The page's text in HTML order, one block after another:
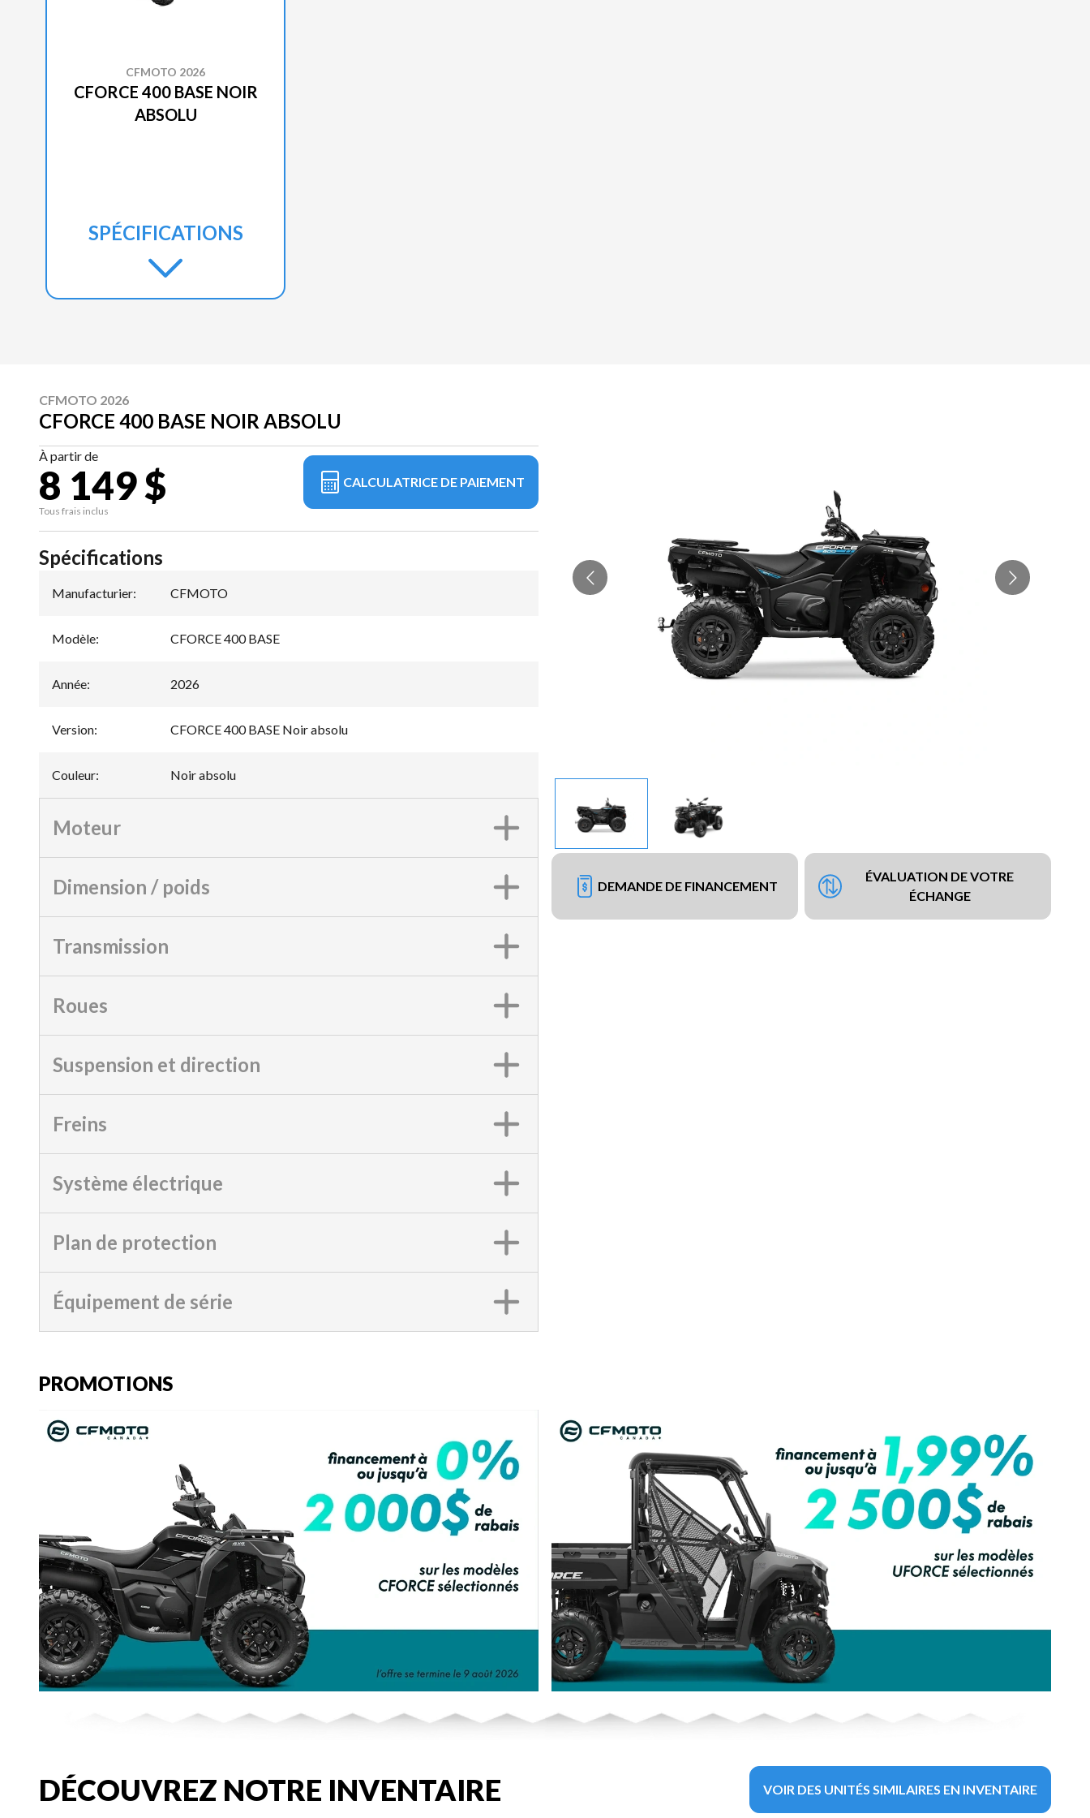
CFMOTO 2026
CFORCE 400 BASE NOIR
ABSOLU
SPÉCIFICATIONS
CFMOTO 2026
CFORCE 400 BASE NOIR ABSOLU
À partir de
8 149 $
Tous frais inclus
CALCULATRICE DE PAIEMENT
DEMANDE DE FINANCEMENT
ÉVALUATION DE VOTRE
ÉCHANGE
Spécifications
Manufacturier: CFMOTO
Modèle: CFORCE 400 BASE
Année: 2026
Version: CFORCE 400 BASE Noir absolu
Couleur: Noir absolu
Moteur
Dimension / poids
Transmission
Roues
Suspension et direction
Freins
Système électrique
Plan de protection
Équipement de série
PROMOTIONS
DÉCOUVREZ NOTRE INVENTAIRE VOIR DES UNITÉS SIMILAIRES EN INVENTAIRE